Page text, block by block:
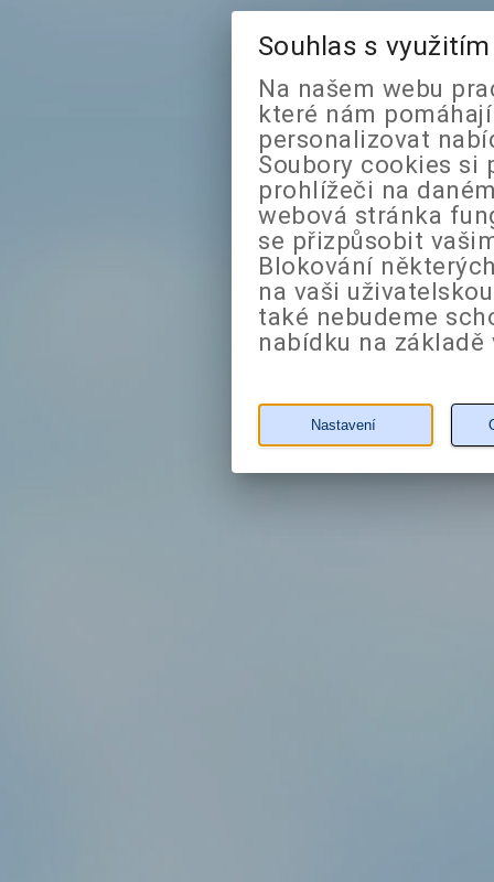
Souhlas s
Na našem webu
které nám
personalizovat
Soubory cookies si
prohlížeči na
webová stránka
se přizpůsobit
Blokování
na vaši
také nebudeme
nabídku na
Nastavení